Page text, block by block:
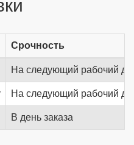
Срочность
На следующий рабочий
На следующий рабочий
В день заказа